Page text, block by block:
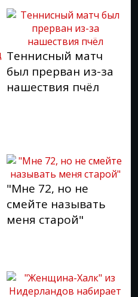
Теннисный матч
был прерван из-за
нашествия пчёл
"Мне 72, но не
смейте называть
меня старой"